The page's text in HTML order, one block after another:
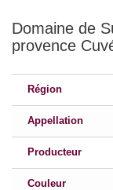
Domaine de
provence
Région
Appellation
Producteur
Couleur